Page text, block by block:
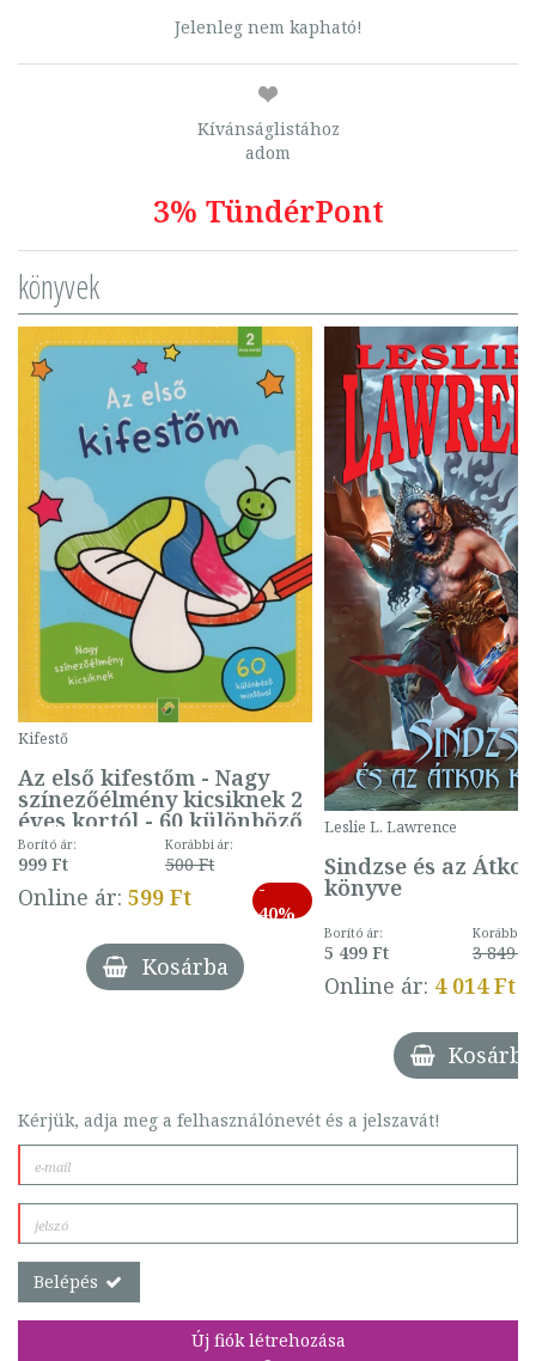
Jelenleg nem kapható!
Kívánságlistához
adom
3% TündérPont
könyvek
Kifestő
Az első kifestőm - Nagy
színezőélmény kicsiknek 2
éves kortól - 60 különböző
mintával (gombás)
Borító ár:
999 Ft
Korábbi ár:
500 Ft
Online ár: 599 Ft
-
40%
Kosárba
Leslie L. Lawrence
Sindzse és az Átkok
könyve
Borító ár:
5 499 Ft
Korábbi
3 849 Ft
Online ár: 4 014 Ft
Kosárba
Kérjük, adja meg a felhasználónevét és a jelszavát!
Belépés
Új fiók létrehozása